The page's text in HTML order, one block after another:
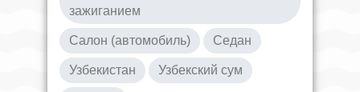
зажиганием
Салон (автомобиль) Седан
Узбекистан Узбекский сум